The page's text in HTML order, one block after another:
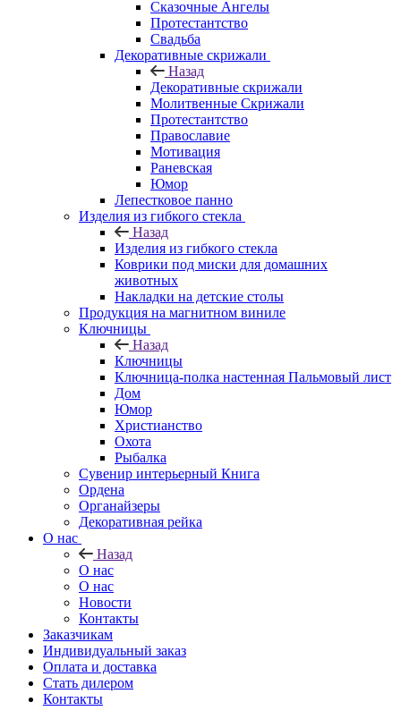
Сказочные Ангелы
Протестантство
Свадьба
Декоративные скрижали
Назад
Декоративные скрижали
Молитвенные Скрижали
Протестантство
Православие
Мотивация
Раневская
Юмор
Лепестковое панно
Изделия из гибкого стекла
Назад
Изделия из гибкого стекла
Коврики под миски для домашних
животных
Накладки на детские столы
Продукция на магнитном виниле
Ключницы
Назад
Ключницы
Ключница-полка настенная Пальмовый лист
Дом
Юмор
Христианство
Охота
Рыбалка
Сувенир интерьерный Книга
Ордена
Органайзеры
Декоративная рейка
О нас
Назад
О нас
О нас
Новости
Контакты
Заказчикам
Индивидуальный заказ
Оплата и доставка
Стать дилером
Контакты